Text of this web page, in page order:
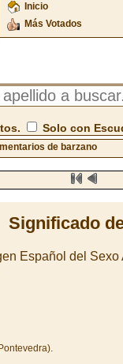
Inicio
Más Votados
Solo con
de barzano
Significado
Español del Sexo